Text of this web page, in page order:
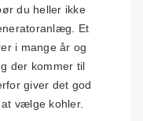
du heller ikke
Et
i mange år og
der kommer til
giver det god
vælge kohler.